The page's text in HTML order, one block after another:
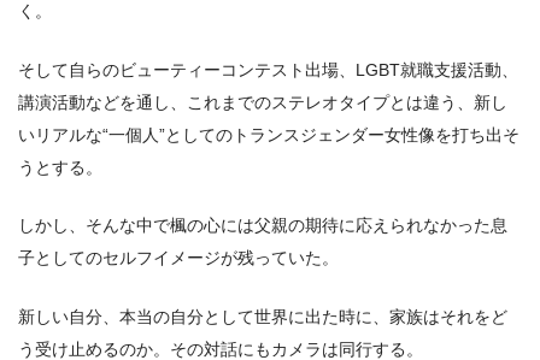
く。
そして自らのビューティーコンテスト出場、LGBT就職支援活動、
講演活動などを通し、これまでのステレオタイプとは違う、新し
いリアルな“一個人”としてのトランスジェンダー女性像を打ち出そ
うとする。
しかし、そんな中で楓の心には父親の期待に応えられなかった息
子としてのセルフイメージが残っていた。
新しい自分、本当の自分として世界に出た時に、家族はそれをど
う受け止めるのか。その対話にもカメラは同行する。